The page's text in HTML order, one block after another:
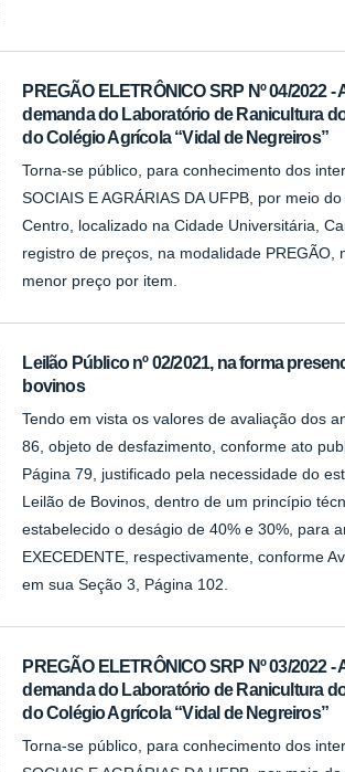
PREGÃO ELETRÔNICO SRP Nº 04/2022
demanda do Laboratório de Ranicultura
do Colégio Agrícola “Vidal de Negreiros”
Torna-se público, para conhecimento dos
SOCIAIS E AGRÁRIAS DA UFPB, por meio
Centro, localizado na Cidade Universitária,
registro de preços, na modalidade
menor preço por item.
Leilão Público nº 02/2021, na forma
bovinos
Tendo em vista os valores de avaliação dos
86, objeto de desfazimento, conforme ato
Página 79, justificado pela necessidade do
Leilão de Bovinos, dentro de um princípio
estabelecido o deságio de 40% e 30%, para
EXECEDENTE, respectivamente, conforme
em sua Seção 3, Página 102.
PREGÃO ELETRÔNICO SRP Nº 03/2022
demanda do Laboratório de Ranicultura
do Colégio Agrícola “Vidal de Negreiros”
Torna-se público, para conhecimento dos